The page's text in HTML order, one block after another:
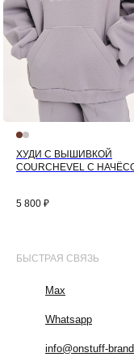
ХУДИ С ВЫШИВКОЙ
COURCHEVEL С
5 800 ₽
БЫСТРАЯ СВЯЗЬ
Max
Whatsapp
info@onstuff-